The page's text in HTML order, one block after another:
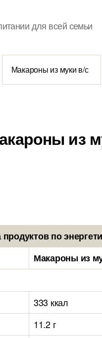
для всей семьи
из
по
Макароны из
333 ккал
11.2 г